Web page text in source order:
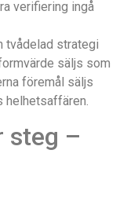
verifiering ingå
tvådelad strategi
säljs som
föremål säljs
helhetsaffären.
steg –